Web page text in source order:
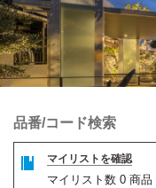
品番/コード検索
マイリストを確認
マイリスト数 0 商品